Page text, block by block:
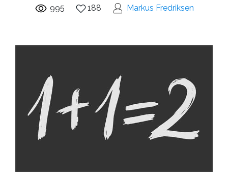
995 188 Markus Fredriksen